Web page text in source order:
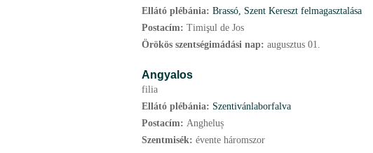
Ellátó plébánia: Brassó, Szent Kereszt felmagasztalása
Postacím: Timişul de Jos
Örökös szentségimádási nap: augusztus 01.
Angyalos
filia
Ellátó plébánia: Szentivánlaborfalva
Postacím: Angheluș
Szentmisék: évente háromszor